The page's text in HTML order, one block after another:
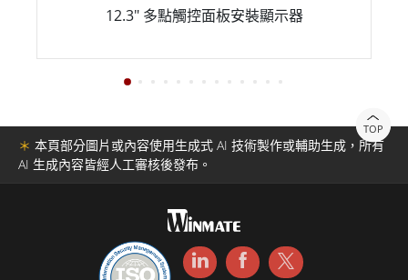
12.3" 多點觸控面板安裝顯示器
TOP
＊ 本頁部分圖片或內容使用生成式 AI 技術製作或輔助生成，所有
AI 生成內容皆經人工審核後發布。